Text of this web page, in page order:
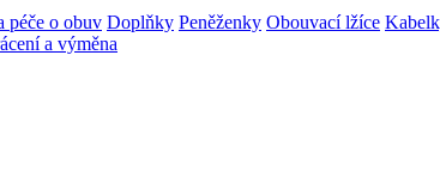
péče o obuv Doplňky Peněženky Obouvací lžíce
a výměna